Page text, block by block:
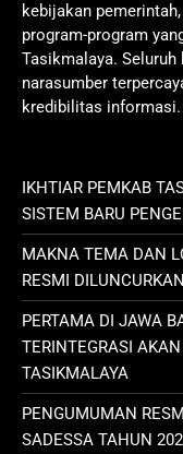
kebijakan
program-program
Tasikmalaya.
narasumber
kredibilitas informasi.
IKHTIAR PEMKAB
SISTEM BARU
MAKNA TEMA DAN
RESMI DILUNCURKAN
PERTAMA DI JAWA
TERINTEGRASI
TASIKMALAYA
PENGUMUMAN
SADESSA TAHUN